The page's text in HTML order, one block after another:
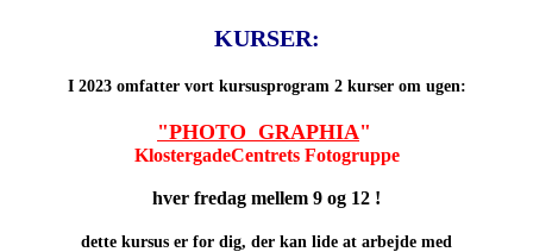
KURSER:
I 2023 omfatter vort kursusprogram 2 kurser om ugen:
"PHOTO GRAPHIA"
KlostergadeCentrets Fotogruppe
hver fredag mellem 9 og 12 !
dette kursus er for dig, der kan lide at arbejde med